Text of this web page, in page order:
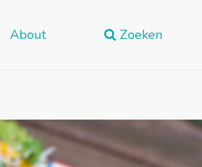
About Zoeken